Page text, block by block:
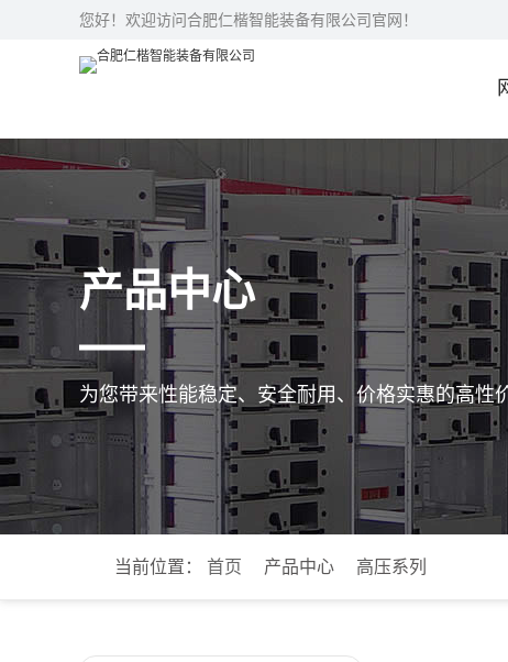
您好！欢迎访问合肥仁楷智能装备有限公司官网！
产品中心
为您带来性能稳定、安全耐用、价格实惠的高性
当前位置： 首页 产品中心 高压系列